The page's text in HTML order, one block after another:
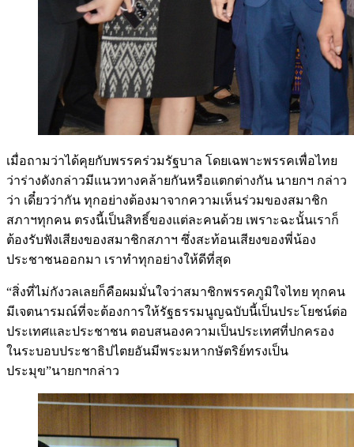
เมื่อถามว่าได้คุยกับพรรคร่วมรัฐบาล โดยเฉพาะพรรคเพื่อไทย
ว่าร่างดังกล่าวมีแนวทางคล้ายกันหรือแตกต่างกัน นายกฯ กล่าว
ว่า เดี๋ยวว่ากัน ทุกอย่างต้องมาจากความเห็นร่วมของสมาชิก
สภาฯทุกคน ตรงนี้เป็นสิทธิ์ของแต่ละคนด้วย เพราะฉะนั้นเราก็
ต้องรับฟังเสียงของสมาชิกสภาฯ ซึ่งสะท้อนเสียงของพี่น้อง
ประชาชนออกมา เราทำทุกอย่างให้ดีที่สุด
“สิ่งที่ไม่กังวลเลยก็คือผมมั่นใจว่าสมาชิกพรรคภูมิใจไทย ทุกคน
มีเจตนารมณ์ที่จะต้องการให้รัฐธรรมนูญฉบับนี้เป็นประโยชน์ต่อ
ประเทศและประชาชน ตอบสนองความเป็นประเทศที่ปกครอง
ในระบอบประชาธิปไตยอันมีพระมหากษัตริย์ทรงเป็น
ประมุข”นายกฯกล่าว